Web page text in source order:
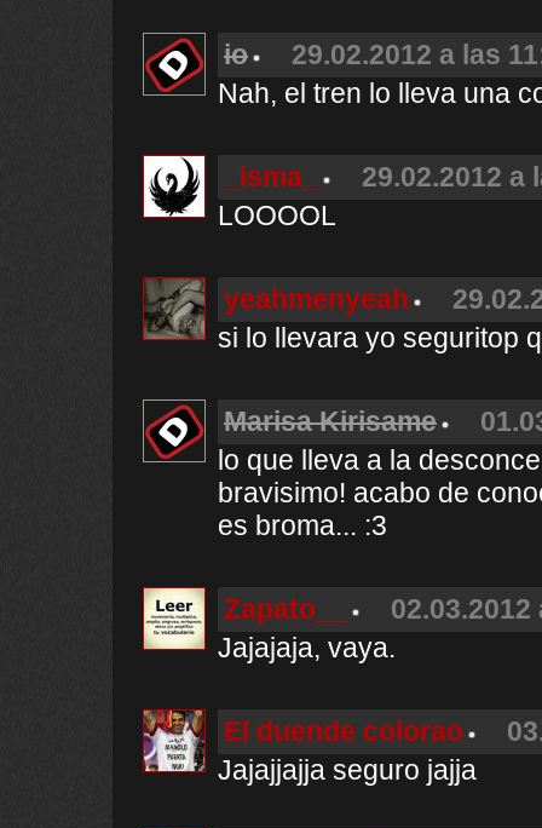
io
29.02.2012 a las
Nah, el tren lo lleva una
_isma_
29.02.2012 a
LOOOOL
yeahmenyeah
si lo llevara yo seguritop
Marisa Kirisame
lo que lleva a la
bravisimo! acabo de
es broma... :3
Zapato__
Jajajaja, vaya.
El duende colorao
Jajajjajja seguro jajja